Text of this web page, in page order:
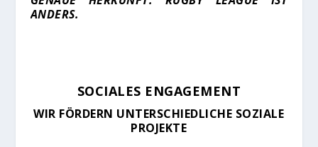
ANDERS.
SOCIALES ENGAGEMENT
WIR FÖRDERN UNTERSCHIEDLICHE SOZIALE
PROJEKTE